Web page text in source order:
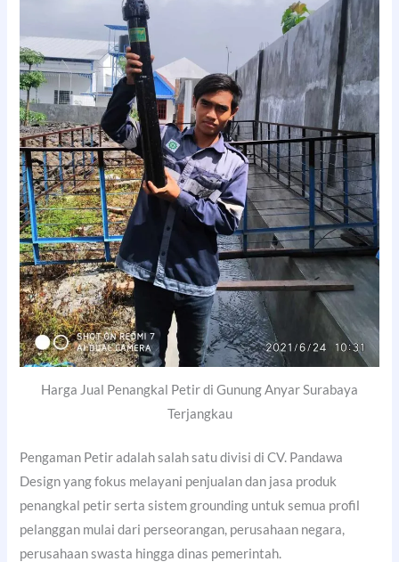
Harga Jual Penangkal Petir di Gunung Anyar Surabaya
Terjangkau
Pengaman Petir adalah salah satu divisi di CV. Pandawa
Design yang fokus melayani penjualan dan jasa produk
penangkal petir serta sistem grounding untuk semua profil
pelanggan mulai dari perseorangan, perusahaan negara,
perusahaan swasta hingga dinas pemerintah.